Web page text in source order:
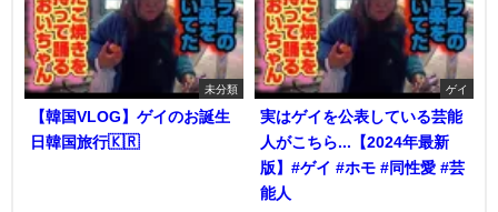
未分類
【韓国VLOG】ゲイのお誕生
日韓国旅行🇰🇷
ゲイ
実はゲイを公表している芸能
人がこちら...【2024年最新
版】#ゲイ #ホモ #同性愛 #芸
能人